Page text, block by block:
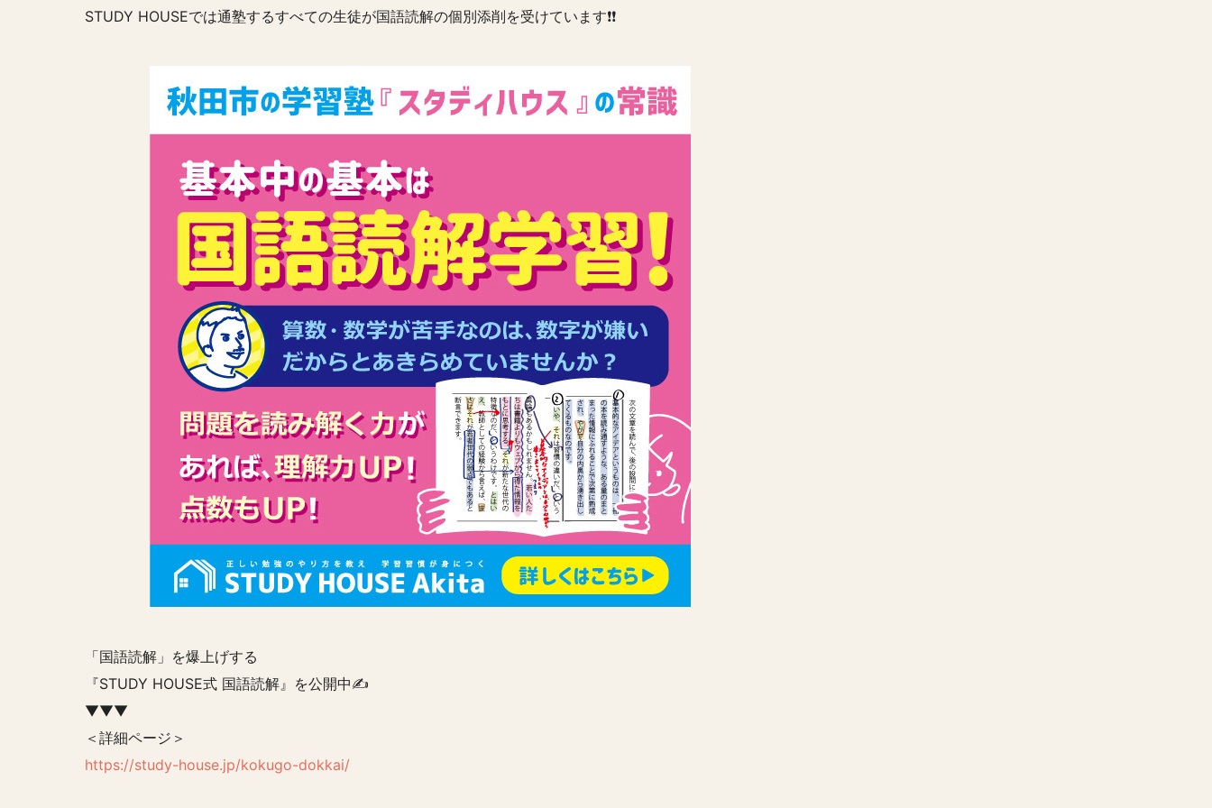
STUDY HOUSEでは通塾するすべての生徒が国語読解の個別添削を受けています❗️❗️
「国語読解」を爆上げする
『STUDY HOUSE式 国語読解』を公開中✍️
▼▼▼
＜詳細ページ＞
https://study-house.jp/kokugo-dokkai/